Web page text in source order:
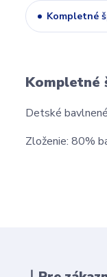
Kompletné
Kompletné
Detské
Zloženie: 80%